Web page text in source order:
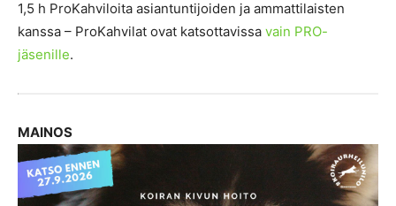
1,5 h ProKahviloita asiantuntijoiden ja ammattilaisten
kanssa – ProKahvilat ovat katsottavissa vain PRO-
jäsenille.
MAINOS